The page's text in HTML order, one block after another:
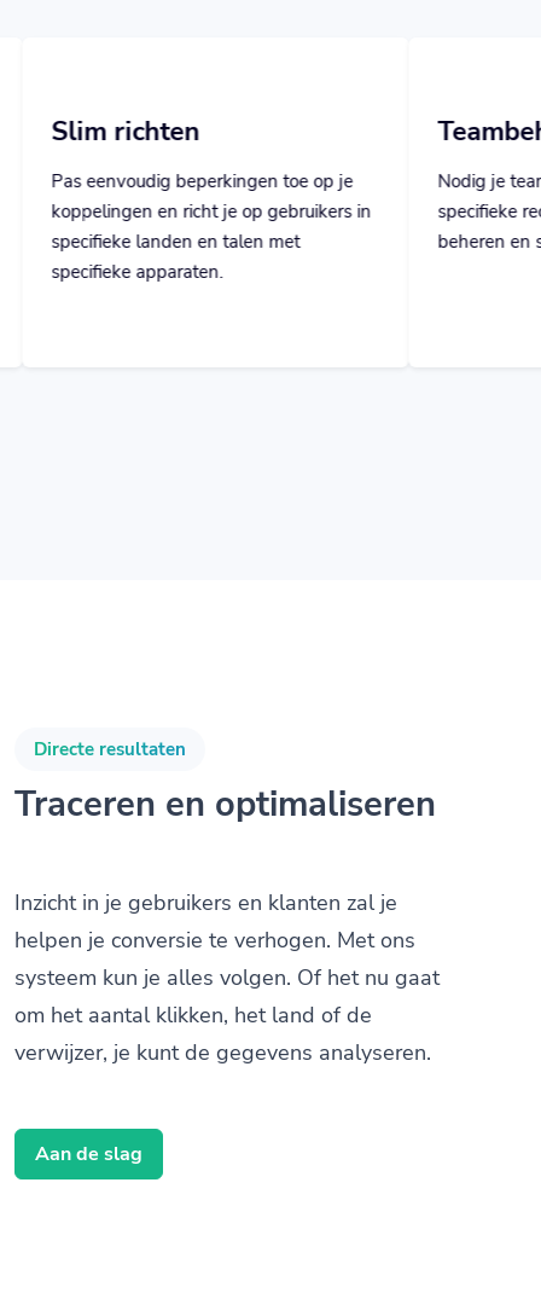
toe op je
je op gebruikers in
talen met
Nodig je teamleden uit en wijs hen
specifieke rechten toe om alles te
beheren en samen te werken.
Directe resultaten
Traceren en optimaliseren
Inzicht in je gebruikers en klanten zal je
helpen je conversie te verhogen. Met ons
systeem kun je alles volgen. Of het nu gaat
om het aantal klikken, het land of de
verwijzer, je kunt de gegevens analyseren.
Aan de slag